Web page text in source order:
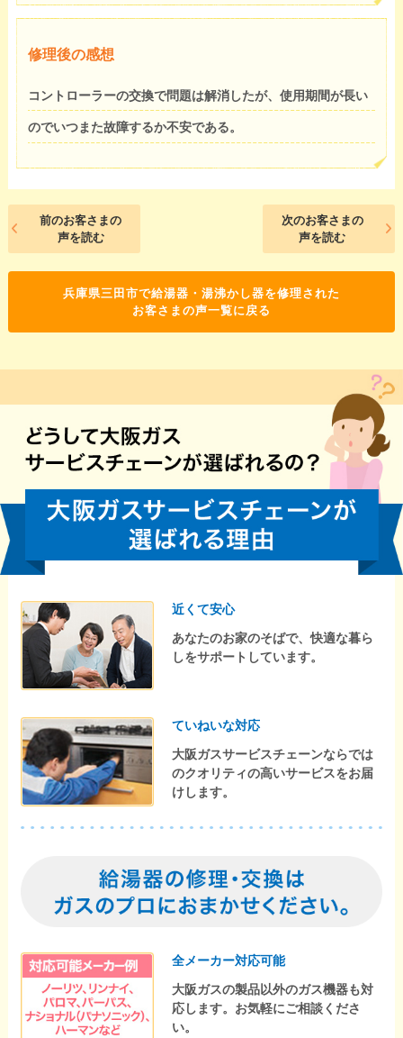
修理後の感想
コントローラーの交換で問題は解消したが、使用期間が長い
のでいつまた故障するか不安である。
前のお客さまの
声を読む
次のお客さまの
声を読む
兵庫県三田市で給湯器・湯沸かし器を修理された
お客さまの声一覧に戻る
近くて安心
あなたのお家のそばで、快適な暮ら
しをサポートしています。
ていねいな対応
大阪ガスサービスチェーンならでは
のクオリティの高いサービスをお届
けします。
全メーカー対応可能
大阪ガスの製品以外のガス機器も対
応します。お気軽にご相談くださ
い。